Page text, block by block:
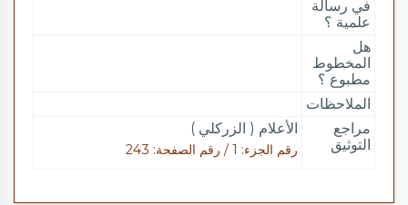
في رسالة
علمية ؟
هل
المخطوط
مطبوع ؟
الملاحظات
مراجع
التوثيق
الأعلام ( الزركلي )
رقم الجزء: 1 / رقم الصفحة: 243